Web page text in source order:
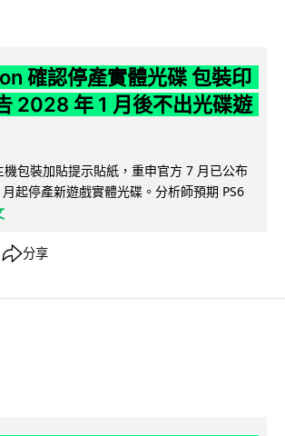
確認停產實體光碟 包裝印
2028 年 1 月後不出光碟遊
機包裝加貼提示貼紙，重申官方 7 月已公布
起停產新遊戲實體光碟。分析師預期 PS6
分享